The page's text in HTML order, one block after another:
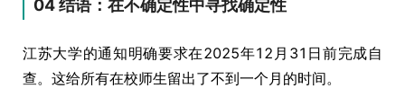
04 结语：在不确定性中寻找确定性
江苏大学的通知明确要求在2025年12月31日前完成自
查。这给所有在校师生留出了不到一个月的时间。